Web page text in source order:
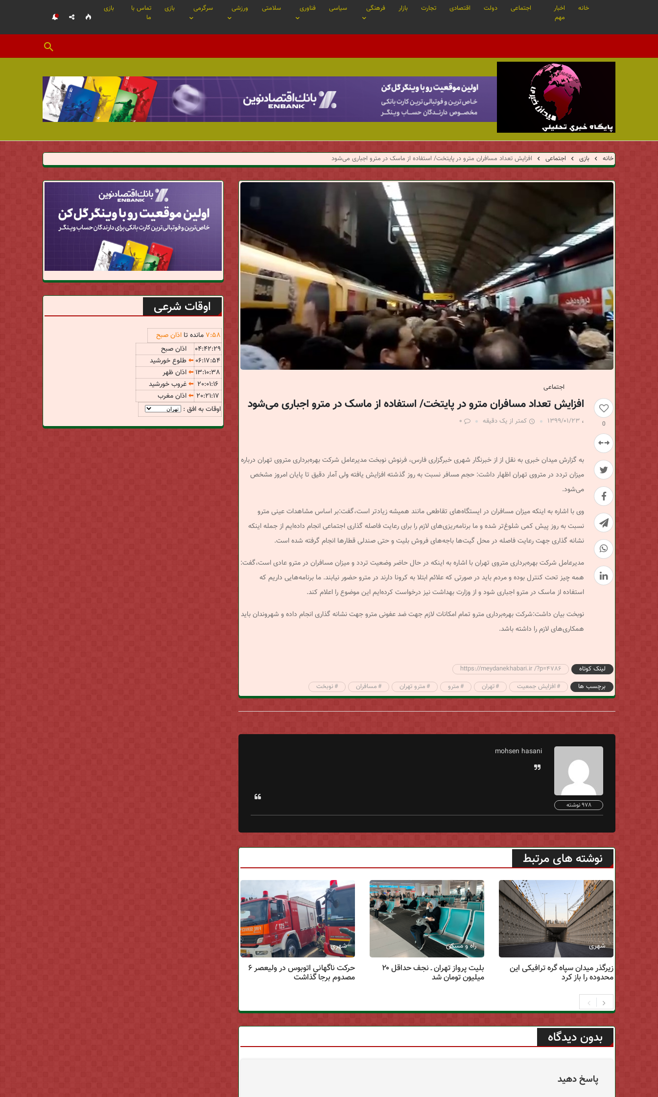
خانه
اخبار
مهم
اجتماعی دولت اقتصادی تجارت بازار فرهنگی سیاسی فناوری سلامتی ورزشی سرگرمی بازی
تماس با
ما
بازی
م
ی
د
ا
ن
خ
ب
ر
ی
خانه بازی اجتماعی افزایش تعداد مسافران مترو در پایتخت/ استفاده از ماسک در مترو اجباری می‌شود
0
اجتماعی
افزایش تعداد مسافران مترو در پایتخت/ استفاده از ماسک در مترو اجباری می‌شود
، ۱۳۹۹/۰۱/۲۳ کمتر از یک دقیقه ۰
به گزارش میدان خبری به نقل از از خبرنگار شهری خبرگزاری فارس، فرنوش نوبخت مدیرعامل شرکت بهره‌برداری متروی تهران درباره
میزان تردد در متروی تهران اظهار داشت: حجم مسافر نسبت به روز گذشته افزایش یافته ولی آمار دقیق تا پایان امروز مشخص
می‌شود.
وی با اشاره به اینکه میزان مسافران در ایستگاه‌های تقاطعی مانند همیشه زیادتر است،‌گفت:‌بر اساس مشاهدات عینی مترو
نسبت به روز پیش کمی شلوغ‌تر شده و ما برنامه‌ریزی‌های لازم را برای رعایت فاصله گذاری اجتماعی انجام داده‌ایم از جمله اینکه
نشانه گذاری جهت رعایت فاصله در محل گیت‌ها باجه‌های فروش بلیت و حتی صندلی قطارها انجام گرفته شده است.
مدیرعامل شرکت بهره‌برداری متروی تهران با اشاره به اینکه در حال حاضر وضعیت تردد و میزان مسافران در مترو عادی است،‌گفت:
همه چیز تحت کنترل بوده و مردم باید در صورتی که علائم ابتلا به کرونا دارند در مترو حضور نیابند. ما برنامه‌هایی داریم که
استفاده از ماسک در مترو اجباری شود و از وزارت بهداشت نیز درخواست کرده‌ایم این موضوع را اعلام کند.
نوبخت بیان داشت:‌شرکت بهره‌برداری مترو تمام امکانات لازم جهت ضد عفونی مترو جهت نشانه گذاری انجام داده و شهروندان باید
همکاری‌های لازم را داشته باشد.
لینک کوتاه
https://meydanekhabari.ir /?p=4786
برچسب ها
افزایش جمعیت تهران مترو مترو تهران مسافران نوبخت
978 نوشته
mohsen hasani
نوشته های مرتبط
شهری
زیرگذر میدان سپاه گره ترافیکی این
محدوده را باز کرد
راه و مسکن
بلیت پرواز تهران ـ نجف حداقل ۲۰
میلیون تومان شد
شهری
حرکت ناگهانی اتوبوس در ولیعصر ۶
مصدوم برجا گذاشت
بدون دیدگاه
پاسخ دهید
اوقات شرعی
7:58 مانده تا اذان صبح
04:42:29
اذان صبح
06:17:54
طلوع خورشید
13:10:38
اذان ظهر
20:01:16
غروب خورشید
20:21:17
اذان مغرب
اوقات به افق :